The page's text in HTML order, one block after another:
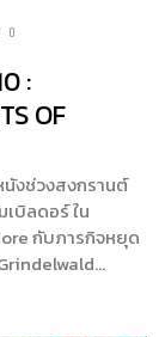
0
:
OF
นังช่วงสงกรานต์
บิลดอร์ ใน
กับภารกิจหยุด